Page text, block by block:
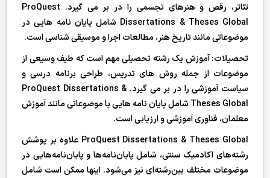
تئاتر، رقص و هنرهای تجسمی را در بر می گیرد. ProQuest
Dissertations & Theses Global شامل پایان نامه هایی در
موضوعاتی مانند تاریخ هنر، مطالعات اجرا و موسیقی شناسی است.
تحصیلات: آموزش یک رشته تحصیلی مهم است که طیف وسیعی از
موضوعات از جمله روش های تدریس، طراحی برنامه درسی و
سیاست آموزشی را در بر می گیرد. ProQuest Dissertations &
Theses Global شامل پایان نامه هایی با موضوعاتی مانند آموزش
معلمان، فناوری آموزشی و ارزیابی است.
ProQuest Dissertations & Theses Global علاوه بر پوشش
رشته‌های آکادمیک سنتی، شامل پایان‌نامه‌ها و پایان‌نامه‌هایی در
موضوعات مختلف بین‌رشته‌ای نیز می‌شود. اینها ممکن است شامل